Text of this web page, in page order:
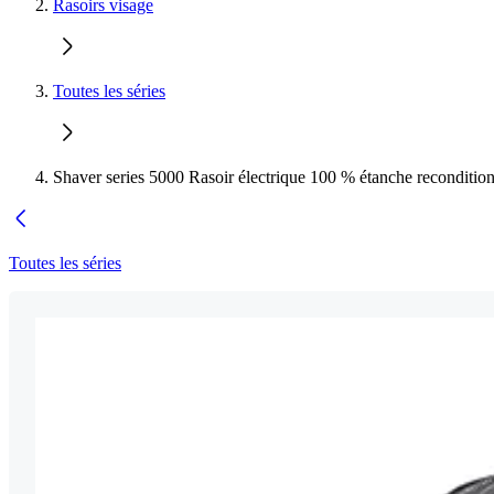
Rasoirs visage
Toutes les séries
Shaver series 5000 Rasoir électrique 100 % étanche
Toutes les séries